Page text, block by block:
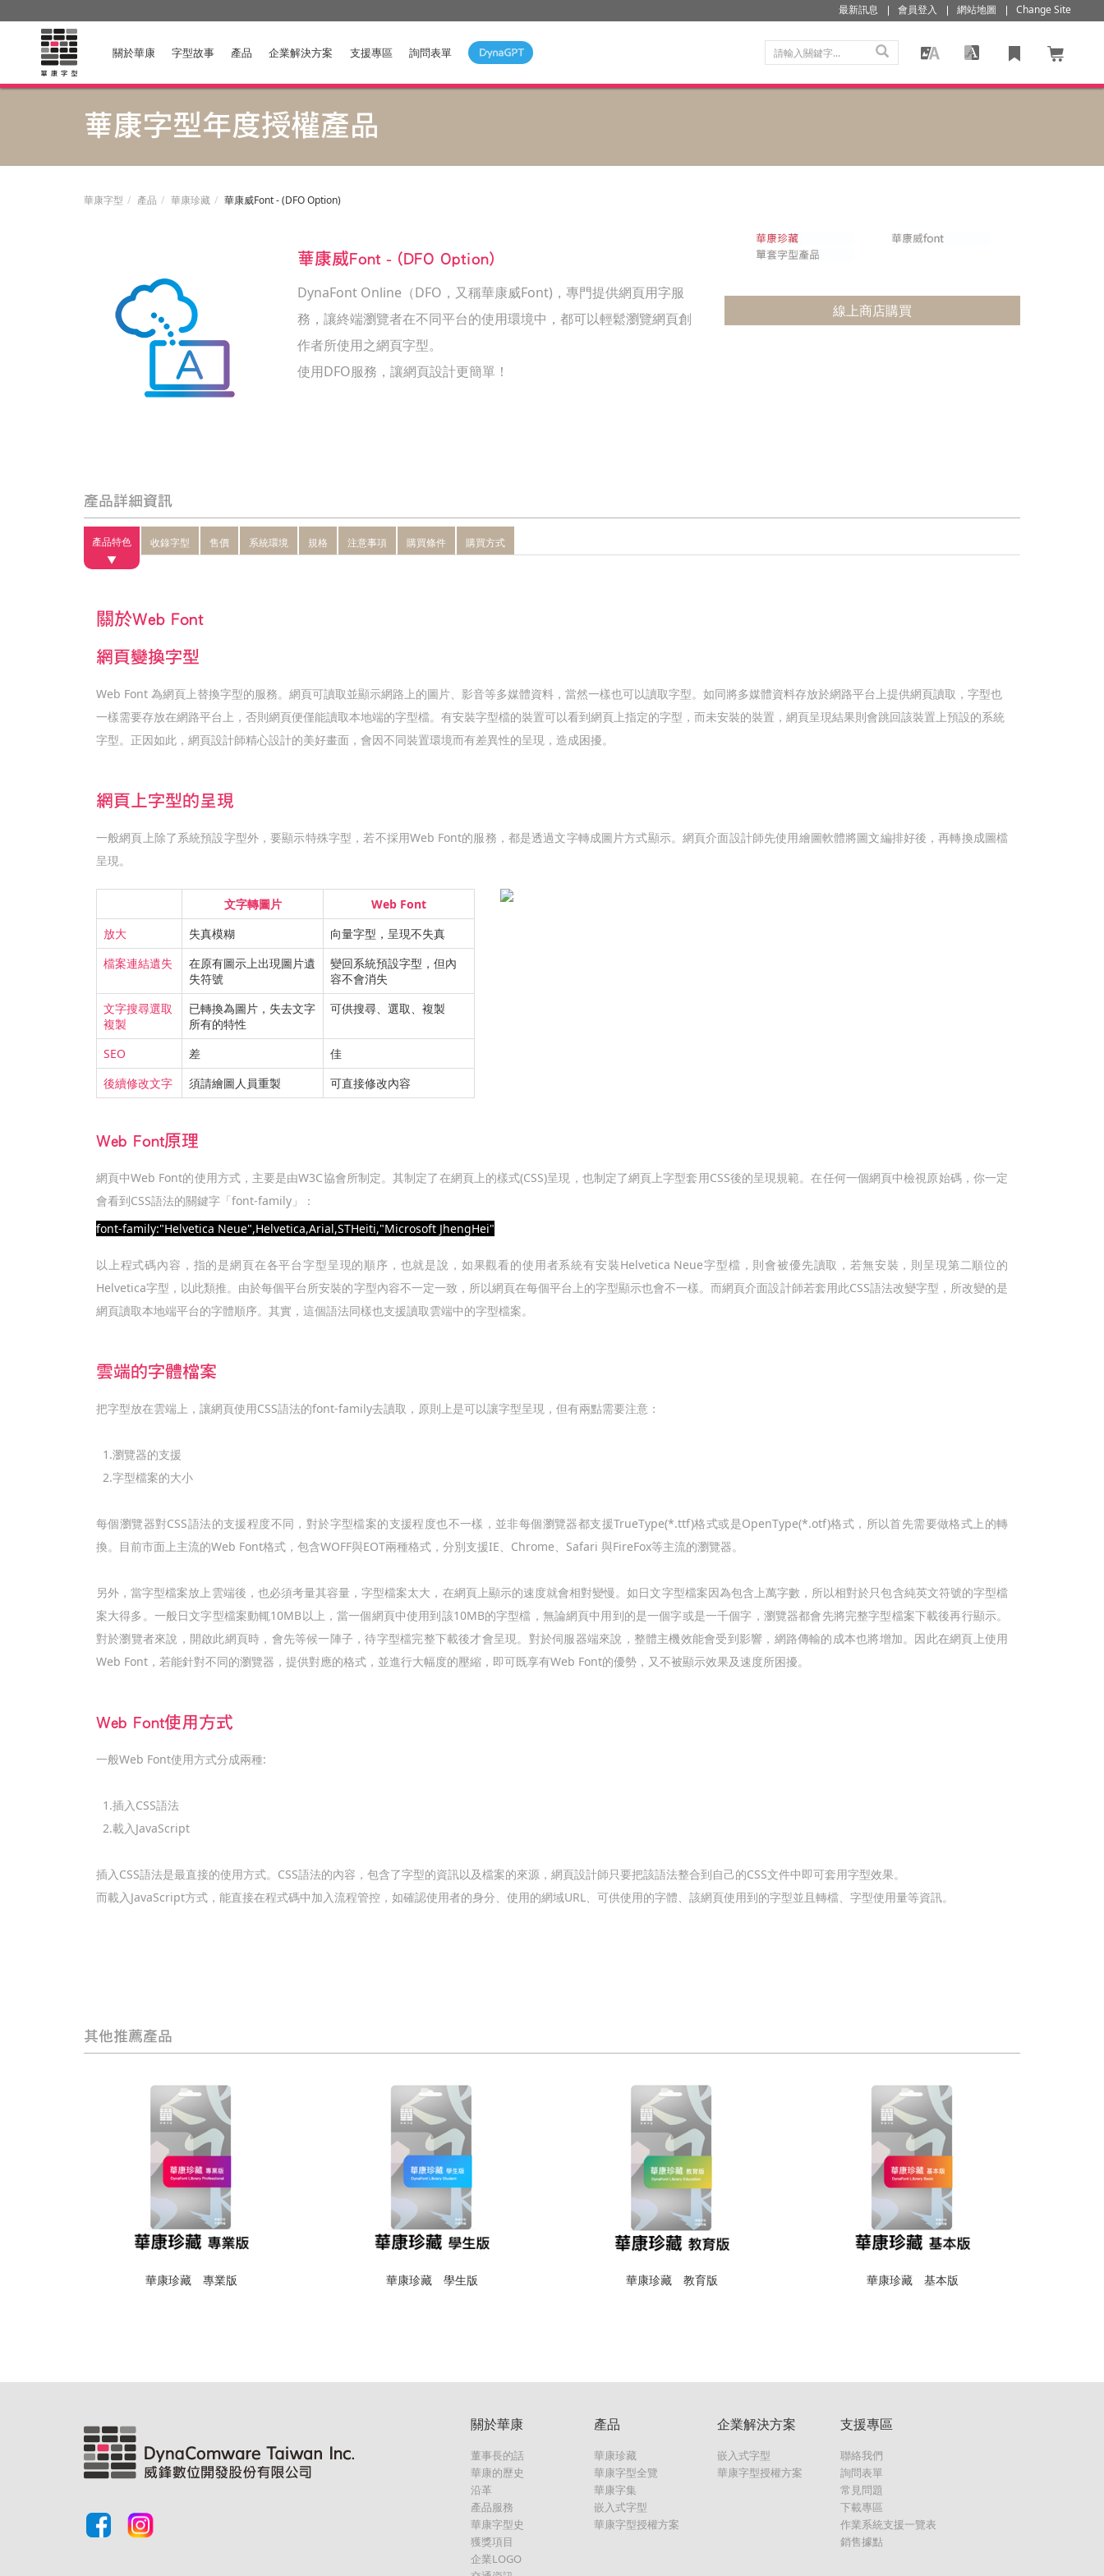
最新訊息 會員登入 網站地圖 Change Site
關於華康 字型故事 產品 企業解決方案 支援專區 詢問表單
華康字型年度授權產品
華康字型 產品 華康珍藏 華康威Font - (DFO Option)
華康威Font - (DFO Option)
DynaFont Online（DFO，又稱華康威Font)，專門提供網頁用字服
務，讓終端瀏覽者在不同平台的使用環境中，都可以輕鬆瀏覽網頁創
作者所使用之網頁字型。
使用DFO服務，讓網頁設計更簡單！
線上商店購買
產品詳細資訊
產品特色 收錄字型 售價 系統環境 規格 注意事項 購買條件 購買方式
關於Web Font
網頁變換字型
Web Font 為網頁上替換字型的服務。網頁可讀取並顯示網路上的圖片、影音等多媒體資料，當然一樣也可以讀取字型。如同將多媒體資料存放於網路平台上提供網頁讀取，字型也
一樣需要存放在網路平台上，否則網頁便僅能讀取本地端的字型檔。有安裝字型檔的裝置可以看到網頁上指定的字型，而未安裝的裝置，網頁呈現結果則會跳回該裝置上預設的系統
字型。正因如此，網頁設計師精心設計的美好畫面，會因不同裝置環境而有差異性的呈現，造成困擾。
網頁上字型的呈現
一般網頁上除了系統預設字型外，要顯示特殊字型，若不採用Web Font的服務，都是透過文字轉成圖片方式顯示。網頁介面設計師先使用繪圖軟體將圖文編排好後，再轉換成圖檔
呈現。
文字轉圖片
Web Font
放大
失真模糊
向量字型，呈現不失真
檔案連結遺失
在原有圖示上出現圖片遺
失符號
變回系統預設字型，但內
容不會消失
文字搜尋選取
複製
已轉換為圖片，失去文字
所有的特性
可供搜尋、選取、複製
SEO 差
佳
後續修改文字
須請繪圖人員重製 可直接修改內容
Web Font原理
網頁中Web Font的使用方式，主要是由W3C協會所制定。其制定了在網頁上的樣式(CSS)呈現，也制定了網頁上字型套用CSS後的呈現規範。在任何一個網頁中檢視原始碼，你一定
會看到CSS語法的關鍵字「font-family」：
font-family:"Helvetica Neue",Helvetica,Arial,STHeiti,"Microsoft JhengHei"
以上程式碼內容，指的是網頁在各平台字型呈現的順序，也就是說，如果觀看的使用者系統有安裝Helvetica Neue字型檔，則會被優先讀取，若無安裝，則呈現第二順位的
Helvetica字型，以此類推。由於每個平台所安裝的字型內容不一定一致，所以網頁在每個平台上的字型顯示也會不一樣。而網頁介面設計師若套用此CSS語法改變字型，所改變的是
網頁讀取本地端平台的字體順序。其實，這個語法同樣也支援讀取雲端中的字型檔案。
雲端的字體檔案
把字型放在雲端上，讓網頁使用CSS語法的font-family去讀取，原則上是可以讓字型呈現，但有兩點需要注意：
1.瀏覽器的支援
2.字型檔案的大小
每個瀏覽器對CSS語法的支援程度不同，對於字型檔案的支援程度也不一樣，並非每個瀏覽器都支援TrueType(*.ttf)格式或是OpenType(*.otf)格式，所以首先需要做格式上的轉
換。目前市面上主流的Web Font格式，包含WOFF與EOT兩種格式，分別支援IE、Chrome、Safari 與FireFox等主流的瀏覽器。
另外，當字型檔案放上雲端後，也必須考量其容量，字型檔案太大，在網頁上顯示的速度就會相對變慢。如日文字型檔案因為包含上萬字數，所以相對於只包含純英文符號的字型檔
案大得多。一般日文字型檔案動輒10MB以上，當一個網頁中使用到該10MB的字型檔，無論網頁中用到的是一個字或是一千個字，瀏覽器都會先將完整字型檔案下載後再行顯示。
對於瀏覽者來說，開啟此網頁時，會先等候一陣子，待字型檔完整下載後才會呈現。對於伺服器端來說，整體主機效能會受到影響，網路傳輸的成本也將增加。因此在網頁上使用
Web Font，若能針對不同的瀏覽器，提供對應的格式，並進行大幅度的壓縮，即可既享有Web Font的優勢，又不被顯示效果及速度所困擾。
Web Font使用方式
一般Web Font使用方式分成兩種:
1.插入CSS語法
2.載入JavaScript
插入CSS語法是最直接的使用方式。CSS語法的內容，包含了字型的資訊以及檔案的來源，網頁設計師只要把該語法整合到自己的CSS文件中即可套用字型效果。
而載入JavaScript方式，能直接在程式碼中加入流程管控，如確認使用者的身分、使用的網域URL、可供使用的字體、該網頁使用到的字型並且轉檔、字型使用量等資訊。
其他推薦產品
華康珍藏 專業版 華康珍藏 學生版 華康珍藏 教育版 華康珍藏 基本版
關於華康
董事長的話
華康的歷史
沿革
產品服務
華康字型史
獲獎項目
企業LOGO
產品
華康珍藏
華康字型全覽
華康字集
嵌入式字型
華康字型授權方案
企業解決方案
嵌入式字型
華康字型授權方案
支援專區
聯絡我們
詢問表單
常見問題
下載專區
作業系統支援一覽表
銷售據點